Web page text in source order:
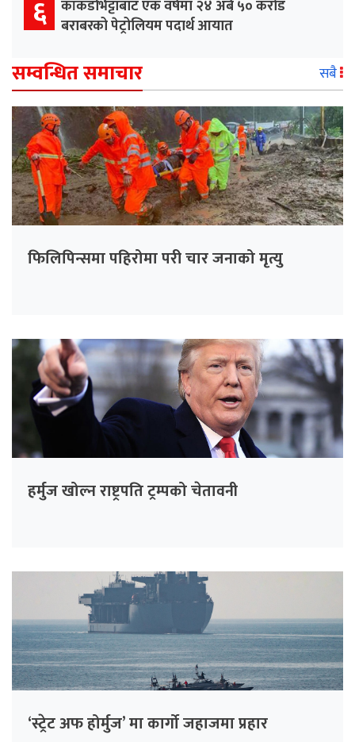
६ काँकडभिट्टाबाट एक वर्षमा २४ अर्ब ५० करोड
बराबरको पेट्रोलियम पदार्थ आयात
सम्वन्धित समाचार सबै
फिलिपिन्समा पहिरोमा परी चार जनाको मृत्यु
हर्मुज खोल्न राष्ट्रपति ट्रम्पको चेतावनी
‘स्ट्रेट अफ होर्मुज’ मा कार्गो जहाजमा प्रहार